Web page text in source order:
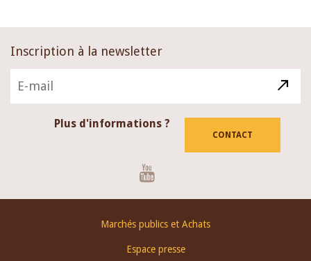
Inscription à la newsletter
Plus d'informations ?
CONTACT
Marchés publics et Achats
Espace presse